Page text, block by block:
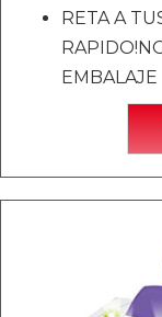
RETA A
EMBALAJE